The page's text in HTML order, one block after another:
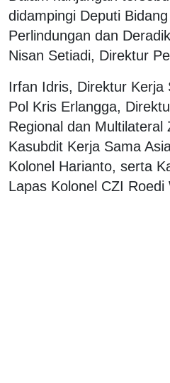
didampingi Deputi
Perlindungan dan
Nisan Setiadi, Direktur
Irfan Idris, Direktur Kerja
Pol Kris Erlangga,
Regional dan Multilateral
Kasubdit Kerja Sama
Kolonel Harianto, serta
Lapas Kolonel CZI